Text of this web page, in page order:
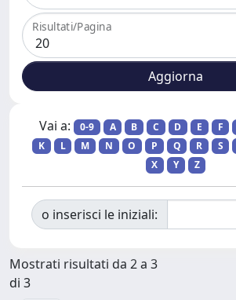
Risultati/Pagina
Vai a: 0-9 A B C D E F
K
L M N O P Q R S
X
Y Z
o inserisci le iniziali:
Mostrati risultati da 2 a 3
di 3